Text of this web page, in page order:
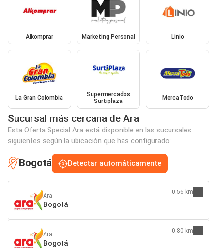
Alkomprar Marketing Personal Linio
La Gran Colombia
Supermercados
Surtiplaza
MercaTodo
Sucursal más cercana de Ara
Esta Oferta Special Ara está disponible en las sucursales
siguientes según la ubicación que has configurado:
Bogotá Detectar automáticamente
Ara
Bogotá
0.56 km
Ara
Bogotá
0.80 km